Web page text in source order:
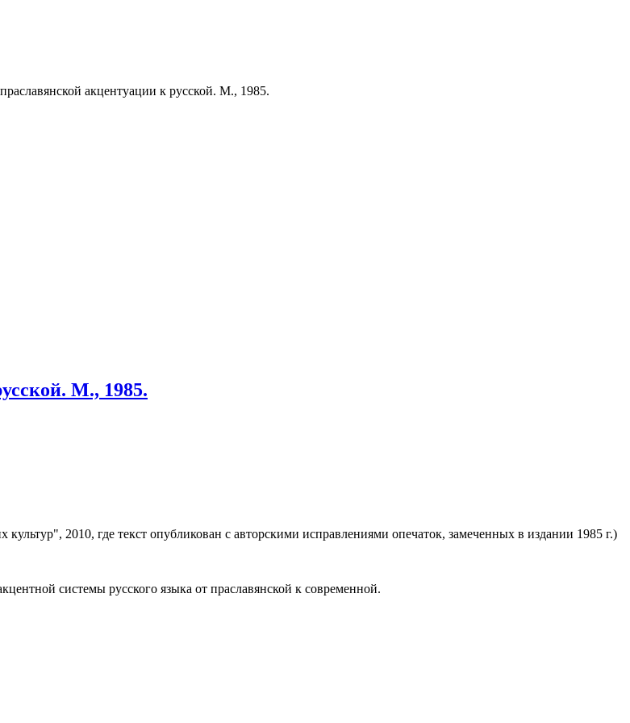
акцентуации к русской. М., 1985.
М., 1985.
2010, где текст опубликован с авторскими исправлениями опечаток, замеченных в издании 1985 г.)
системы русского языка от праславянской к современной.